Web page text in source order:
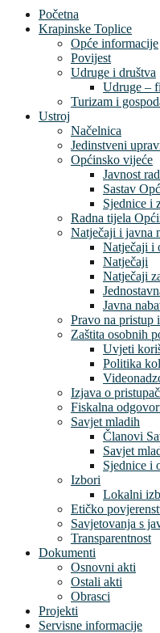
Početna
Krapinske Toplice
Opće informacije
Povijest
Udruge i društva
Udruge –
Turizam i
Ustroj
Načelnica
Jedinstveni
Općinsko vijeće
Javnost
Sastav
Sjednice i
Radna tijela
Natječaji i javna
Natječaji i
Natječaji
Natječaji
Javna
Pravo na pristup
Zaštita osobnih
Uvjeti
Politika
Izjava o
Fiskalna
Savjet mladih
Članovi
Savjet
Sjednice i
Izbori
Lokalni
Etičko
Savjetovanja s
Transparentnost
Dokumenti
Osnovni akti
Ostali akti
Obrasci
Projekti
Servisne informacije